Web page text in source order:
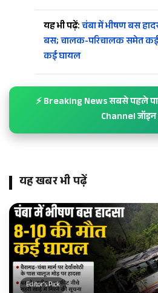
यह भी पढ़ें:चंबा में भीषण बस
बस; चालक-परिचालक समेत कई
कई घायल
⚡ Breaking News सबसे पहले
Channel
यह खबर भी पढ़ें
Editor's Pick